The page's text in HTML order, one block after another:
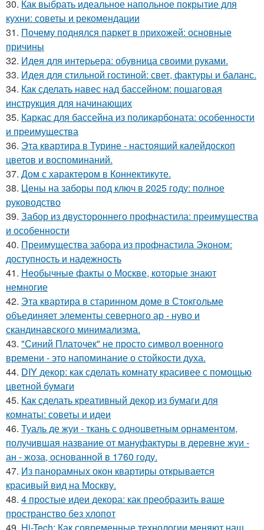
30. Как выбрать идеальное напольное покрытие для
кухни: советы и рекомендации
31. Почему поднялся паркет в прихожей: основные
причины
32. Идея для интерьера: обувница своими руками.
33. Идея для стильной гостиной: свет, фактуры и баланс.
34. Как сделать навес над бассейном: пошаговая
инструкция для начинающих
35. Каркас для бассейна из поликарбоната: особенности
и преимущества
36. Эта квартира в Турине - настоящий калейдоскоп
цветов и воспоминаний.
37. Дом с характером в Коннектикуте.
38. Цены на заборы под ключ в 2025 году: полное
руководство
39. Забор из двустороннего профнастила: преимущества
и особенности
40. Преимущества забора из профнастила Эконом:
доступность и надежность
41. Необычные факты о Москве, которые знают
немногие
42. Эта квартира в старинном доме в Стокгольме
объединяет элементы северного ар - нуво и
скандинавского минимализма.
43. "Синий Платочек" не просто символ военного
времени - это напоминание о стойкости духа.
44. DIY декор: как сделать комнату красивее с помощью
цветной бумаги
45. Как сделать креативный декор из бумаги для
комнаты: советы и идеи
46. Туаль де жуи - ткань с одноцветным орнаментом,
получившая название от мануфактуры в деревне жуи -
ан - жоза, основанной в 1760 году.
47. Из панорамных окон квартиры открывается
красивый вид на Москву.
48. 4 простые идеи декора: как преобразить ваше
пространство без хлопот